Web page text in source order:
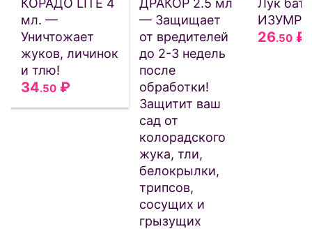
мл. —
Уничтожает
жуков, личинок
и тлю!
34.50 ₽
— Защищает
от вредителей
до 2-3 недель
после
обработки!
Защитит ваш
сад от
колорадского
жука, тли,
белокрылки,
трипсов,
сосущих и
грызущих
26.50 ₽